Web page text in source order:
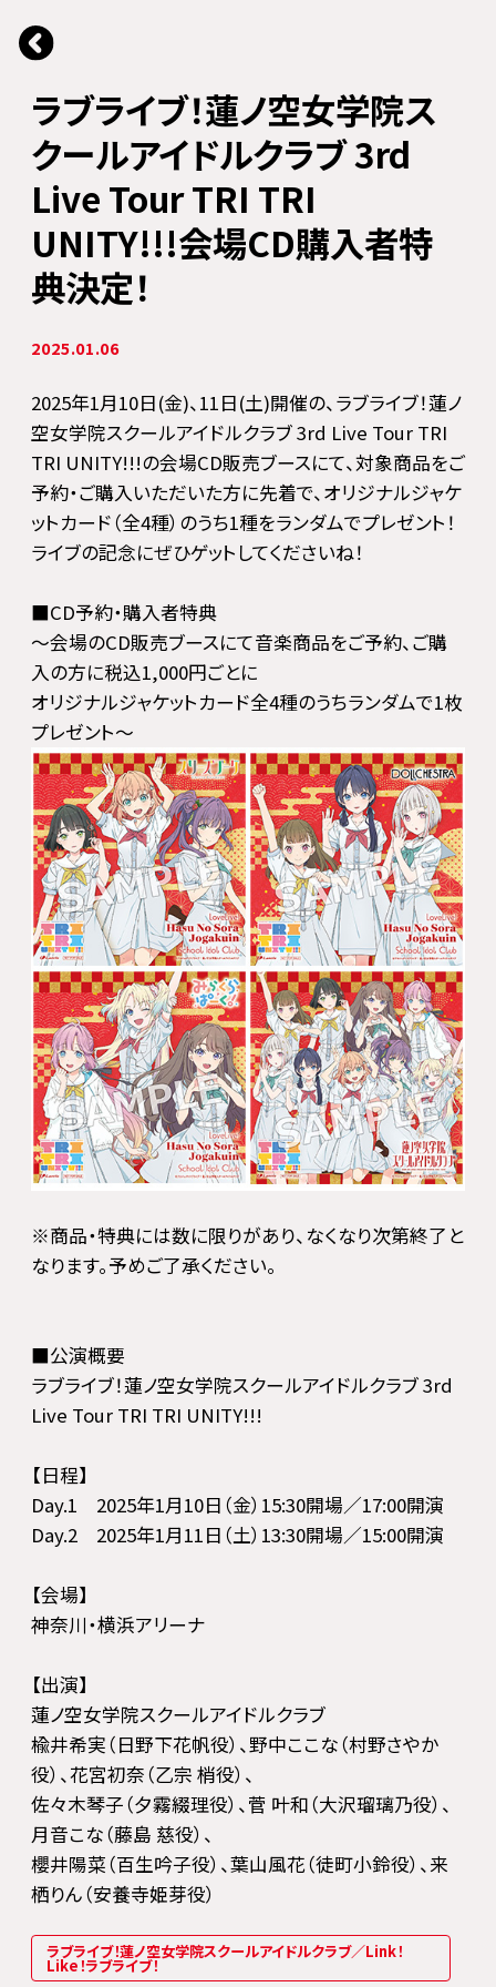
ラブライブ！蓮ノ空女学院ス
クールアイドルクラブ 3rd
Live Tour TRI TRI
UNITY!!!会場CD購入者特
典決定！
2025.01.06
2025年1月10日(金)、11日(土)開催の、ラブライブ！蓮ノ
空女学院スクールアイドルクラブ 3rd Live Tour TRI
TRI UNITY!!!の会場CD販売ブースにて、対象商品をご
予約・ご購入いただいた方に先着で、オリジナルジャケ
ットカード（全4種）のうち1種をランダムでプレゼント！
ライブの記念にぜひゲットしてくださいね！
■CD予約・購入者特典
～会場のCD販売ブースにて音楽商品をご予約、ご購
入の方に税込1,000円ごとに
オリジナルジャケットカード全4種のうちランダムで1枚
プレゼント～
※商品・特典には数に限りがあり、なくなり次第終了と
なります。予めご了承ください。
■公演概要
ラブライブ！蓮ノ空女学院スクールアイドルクラブ 3rd
Live Tour TRI TRI UNITY!!!
【日程】
Day.1 2025年1月10日（金）15:30開場／17:00開演
Day.2 2025年1月11日（土）13:30開場／15:00開演
【会場】
神奈川・横浜アリーナ
【出演】
蓮ノ空女学院スクールアイドルクラブ
楡井希実（日野下花帆役）、野中ここな（村野さやか
役）、花宮初奈（乙宗 梢役）、
佐々木琴子（夕霧綴理役）、菅 叶和（大沢瑠璃乃役）、
月音こな（藤島 慈役）、
櫻井陽菜（百生吟子役）、葉山風花（徒町小鈴役）、来
栖りん（安養寺姫芽役）
ラブライブ！蓮ノ空女学院スクールアイドルクラブ／Link！
Like！ラブライブ！